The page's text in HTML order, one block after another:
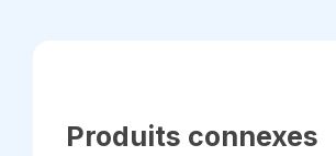
Produits connexes